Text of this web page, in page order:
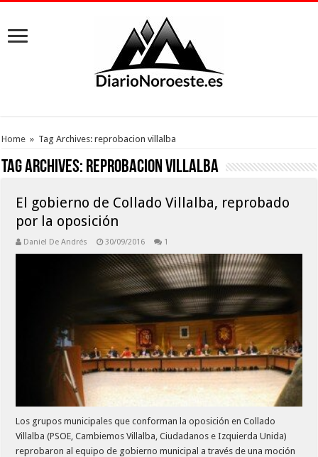
Home » Tag Archives: reprobacion villalba
Tag Archives: reprobacion villalba
El gobierno de Collado Villalba, reprobado
por la oposición
Daniel De Andrés 30/09/2016 1
Los grupos municipales que conforman la oposición en Collado
Villalba (PSOE, Cambiemos Villalba, Ciudadanos e Izquierda Unida)
reprobaron al equipo de gobierno municipal a través de una moción